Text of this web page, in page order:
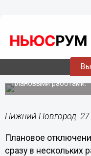
27.09.201810:06
12 домов в
остались без
Отключение горячего
плановыми работами.
Нижний Новгород. 27
Плановое
сразу в нескольких